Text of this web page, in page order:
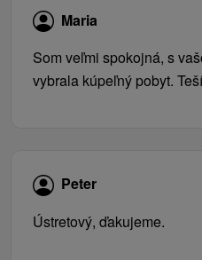
Maria
Som veľmi spokojná, s
vybrala kúpeľný pobyt.
Peter
Ústretový, ďakujeme.